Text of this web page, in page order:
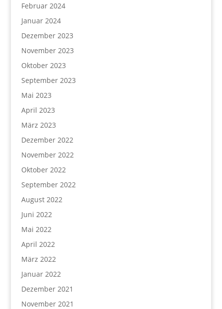
Februar 2024
Januar 2024
Dezember 2023
November 2023
Oktober 2023
September 2023
Mai 2023
April 2023
März 2023
Dezember 2022
November 2022
Oktober 2022
September 2022
August 2022
Juni 2022
Mai 2022
April 2022
März 2022
Januar 2022
Dezember 2021
November 2021